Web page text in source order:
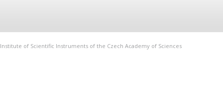
Institute of Scientific Instruments of the Czech Academy of Sciences